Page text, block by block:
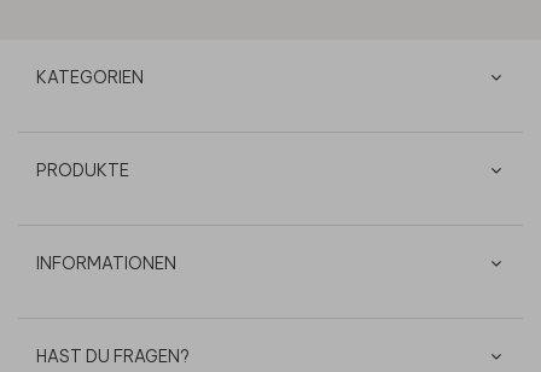
KATEGORIEN
PRODUKTE
INFORMATIONEN
HAST DU FRAGEN?